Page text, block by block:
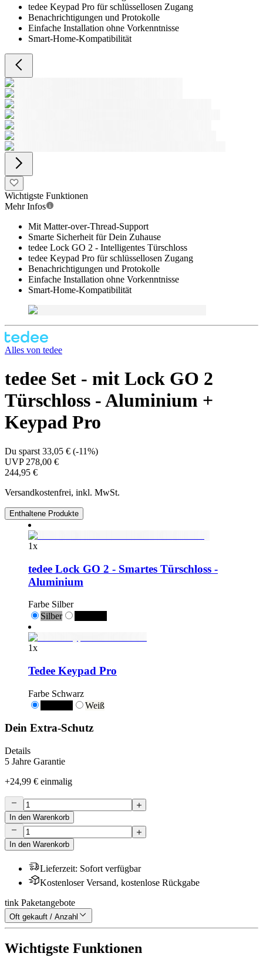
tedee Keypad Pro für schlüssellosen Zugang
Benachrichtigungen und Protokolle
Einfache Installation ohne Vorkenntnisse
Smart-Home-Kompatibilität
Wichtigste Funktionen
Mehr Infos
Mit Matter-over-Thread-Support
Smarte Sicherheit für Dein Zuhause
tedee Lock GO 2 - Intelligentes Türschloss
tedee Keypad Pro für schlüssellosen Zugang
Benachrichtigungen und Protokolle
Einfache Installation ohne Vorkenntnisse
Smart-Home-Kompatibilität
Alles von tedee
tedee Set - mit Lock GO 2
Türschloss - Aluminium +
Keypad Pro
Du sparst 33,05 € (-11%)
UVP 278,00 €
244,95 €
Versandkostenfrei, inkl. MwSt.
Enthaltene Produkte
1x
tedee Lock GO 2 - Smartes Türschloss -
Aluminium
Farbe Silber
Silber
1x
Tedee Keypad Pro
Farbe Schwarz
Weiß
Dein Extra-Schutz
Details
5 Jahre Garantie
+24,99 € einmalig
In den Warenkorb
In den Warenkorb
Lieferzeit: Sofort verfügbar
Kostenloser Versand, kostenlose Rückgabe
tink Paketangebote
Oft gekauft / Anzahl
Wichtigste Funktionen